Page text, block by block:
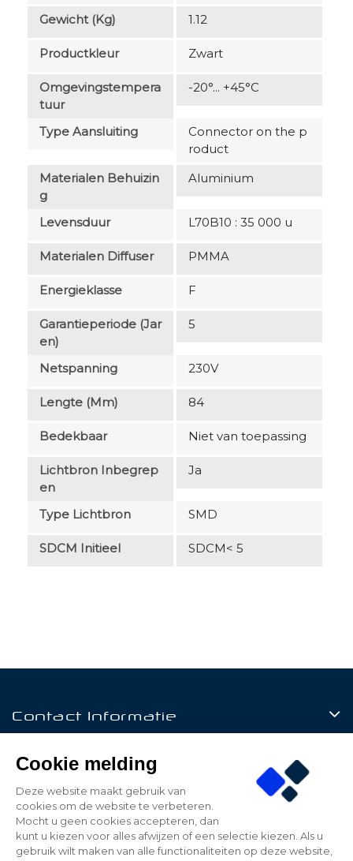
Gewicht (kg) 1.12
Productkleur Zwart
Omgevingstempera
Tuur
-20°... +45°C
Type Aansluiting
Connector on the p
roduct
Materialen Behuizin
G
Aluminium
Levensduur L70B10 : 35 000 u
Materialen Diffuser PMMA
Energieklasse F
Garantieperiode (jar
En)
5
Netspanning 230V
Lengte (mm) 84
Bedekbaar Niet van toepassing
Lichtbron Inbegrep
En
Ja
Type Lichtbron SMD
SDCM Initieel SDCM< 5
Contact Informatie
Mijn Account
Cookie melding
Deze website maakt gebruik van
cookies om de website te verbeteren.
Mocht u geen cookies accepteren, dan
kunt u kiezen voor alles afwijzen of een selectie kiezen. Als u
gebruik wilt maken van alle functionaliteiten op deze website,